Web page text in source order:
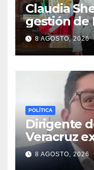
Claudia
gestión de
destaca
en Veracruz
8 AGOSTO, 2026
POLÍTICA
Dirigente
Veracruz
aspirantes
tiempos
8 AGOSTO, 2026